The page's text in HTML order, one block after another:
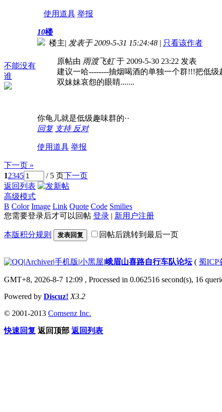
使用道具 举报
不能没有
谁
10楼
楼主| 发表于 2009-5-31 15:24:48 | 只看该作者
原帖由 雨渡飞虹于 2009-5-30 23:22 发表
建议一哈--------抽烟喝酒的单独一个群!!!把低
双妹妹哀怨的眼睛.......
你龟儿就是低级趣味群的··
回复 支持 反对
使用道具 举报
下一页 »
12345 / 5 页下一页
返回列表
高级模式
B Color Image Link Quote Code Smilies
您需要登录后才可以回帖 登录 | 新用户注册
本版积分规则 发表回复 回帖后跳转到最后一页
|Archiver|手机版|小黑屋|峨眉山喜路自行车队论坛( 蜀ICP
GMT+8, 2026-8-7 12:09 , Processed in 0.062516 second(s), 16
Powered by Discuz! X3.2
© 2001-2013 Comsenz Inc.
快速回复 返回顶部 返回列表